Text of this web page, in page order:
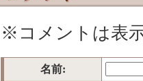
※コメントは表
名前: